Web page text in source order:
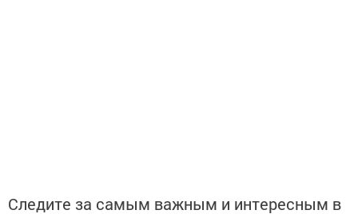
Следите за самым важным и интересным в